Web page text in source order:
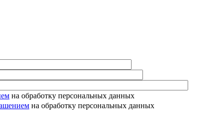
на обработку персональных данных
на обработку персональных данных